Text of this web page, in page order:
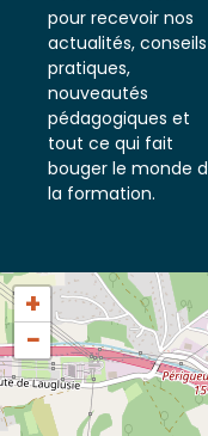
notre newsletter
pour recevoir nos
actualités, conseils
pratiques,
nouveautés
pédagogiques et
tout ce qui fait
bouger le monde de
+
−